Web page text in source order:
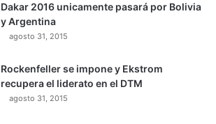
Dakar 2016 unicamente pasará por Bolivia
y Argentina
agosto 31, 2015
Rockenfeller se impone y Ekstrom
recupera el liderato en el DTM
agosto 31, 2015